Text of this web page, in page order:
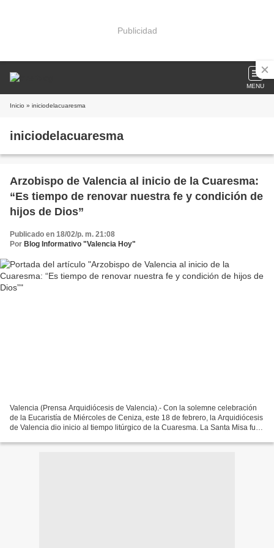
Publicidad
MENU
Inicio » iniciodelacuaresma
iniciodelacuaresma
Arzobispo de Valencia al inicio de la Cuaresma:
“Es tiempo de renovar nuestra fe y condición de
hijos de Dios”
Publicado en 18/02/p. m. 21:08
Por Blog Informativo "Valencia Hoy"
Valencia (Prensa Arquidiócesis de Valencia).- Con la solemne celebración
de la Eucaristía de Miércoles de Ceniza, este 18 de febrero, la Arquidiócesis
de Valencia dio inicio al tiempo litúrgico de la Cuaresma. La Santa Misa fue